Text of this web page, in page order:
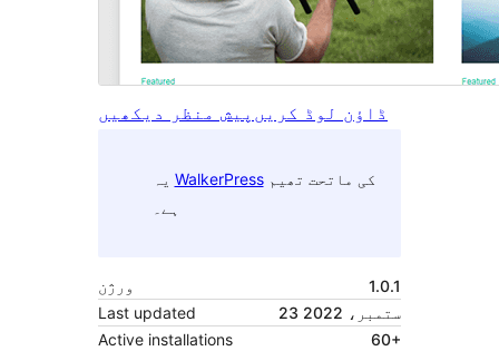
پیش منظر دیکھیں ڈاؤن لوڈ کریں
WalkerPressکی ماتحت تھیم
ہے۔
ورژن
1.0.1
Last updated
23 ستمبر، 2022
Active installations
60+